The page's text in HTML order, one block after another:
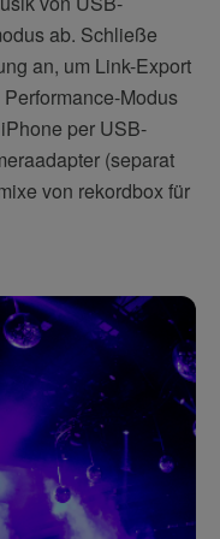
ab. Schließe
an, um Link-Export
Modus
per USB-
(separat
von rekordbox für